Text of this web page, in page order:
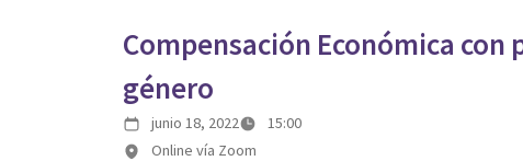
Compensación Económica con
género
junio 18, 2022
15:00
Online vía Zoom